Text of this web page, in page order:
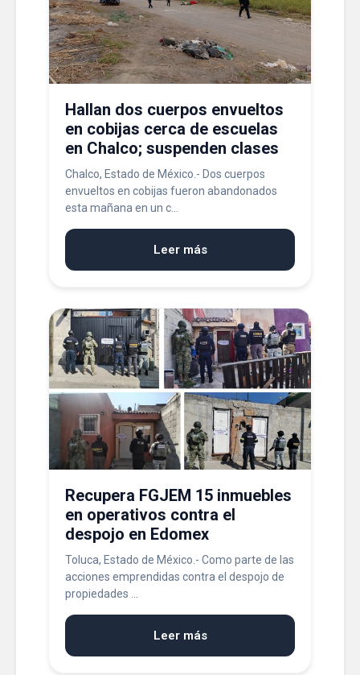
Hallan dos cuerpos envueltos
en cobijas cerca de escuelas
en Chalco; suspenden clases
Chalco, Estado de México.- Dos cuerpos
envueltos en cobijas fueron abandonados
esta mañana en un c...
Leer más
Recupera FGJEM 15 inmuebles
en operativos contra el
despojo en Edomex
Toluca, Estado de México.- Como parte de las
acciones emprendidas contra el despojo de
propiedades ...
Leer más